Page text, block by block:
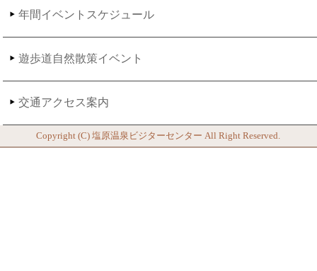
年間イベントスケジュール
遊歩道自然散策イベント
交通アクセス案内
Copyright (C)塩原温泉ビジターセンター All Right Reserved.